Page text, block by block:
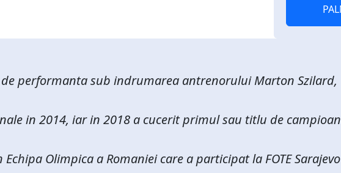
performanta sub indrumarea antrenorului Marton Szilard,
in 2014, iar in 2018 a cucerit primul sau titlu de
Olimpica a Romaniei care a participat la FOTE